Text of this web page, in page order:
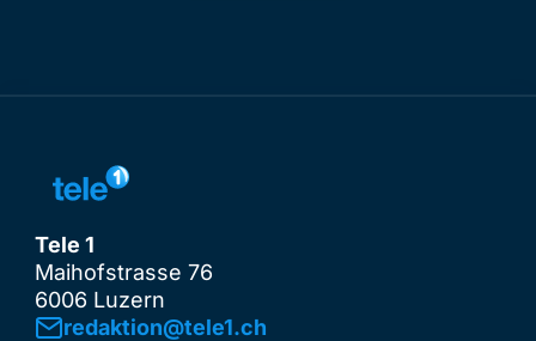
Tele 1
Maihofstrasse 76
6006 Luzern
redaktion@tele1.ch